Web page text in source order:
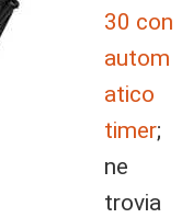
30 con
autom
atico
timer;
ne
trovia